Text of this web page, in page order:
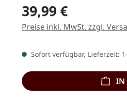
Regulärer Preis:
39,99 €
Preise inkl. MwSt. zzgl.
Sofort verfügbar, Lieferzeit:
IN